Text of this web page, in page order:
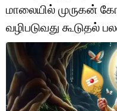
வைரல்
ஹெஃல்த்
ஷார்ட் வீடியோஸ்
வலை கதைகள்
மாலையில் முருகன்
வழிபடுவது கூடுதல்